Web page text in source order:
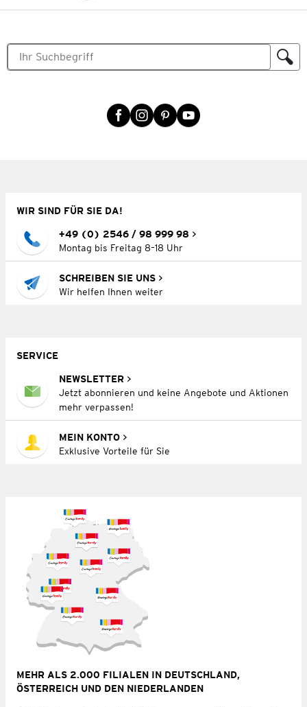
WIR SIND FÜR SIE DA!
+49 (0) 2546 / 98 999 98
Montag bis Freitag 8–18 Uhr
SCHREIBEN SIE UNS
Wir helfen Ihnen weiter
SERVICE
NEWSLETTER
Jetzt abonnieren und keine Angebote und Aktionen
mehr verpassen!
MEIN KONTO
Exklusive Vorteile für Sie
MEHR ALS 2.000 FILIALEN IN DEUTSCHLAND,
ÖSTERREICH UND DEN NIEDERLANDEN